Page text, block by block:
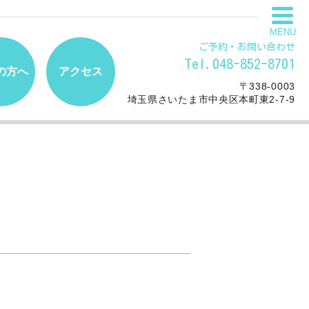
方へ アクセス
MENU
ご予約・お問い合わせ
Tel.048-852-8701
〒338-0003
埼玉県さいたま市中央区本町東2-7-9